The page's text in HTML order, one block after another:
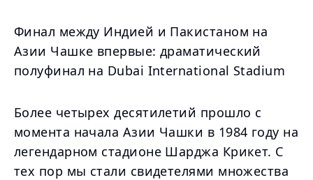
Финал между Индией и Пакистаном на
Азии Чашке впервые: драматический
полуфинал на Dubai International Stadium
Более четырех десятилетий прошло с
момента начала Азии Чашки в 1984 году на
легендарном стадионе Шарджа Крикет. С
тех пор мы стали свидетелями множества